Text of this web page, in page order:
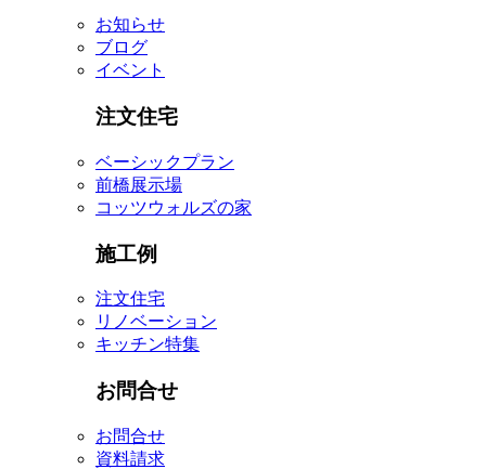
お知らせ
ブログ
イベント
注文住宅
ベーシックプラン
前橋展示場
コッツウォルズの家
施工例
注文住宅
リノベーション
キッチン特集
お問合せ
お問合せ
資料請求